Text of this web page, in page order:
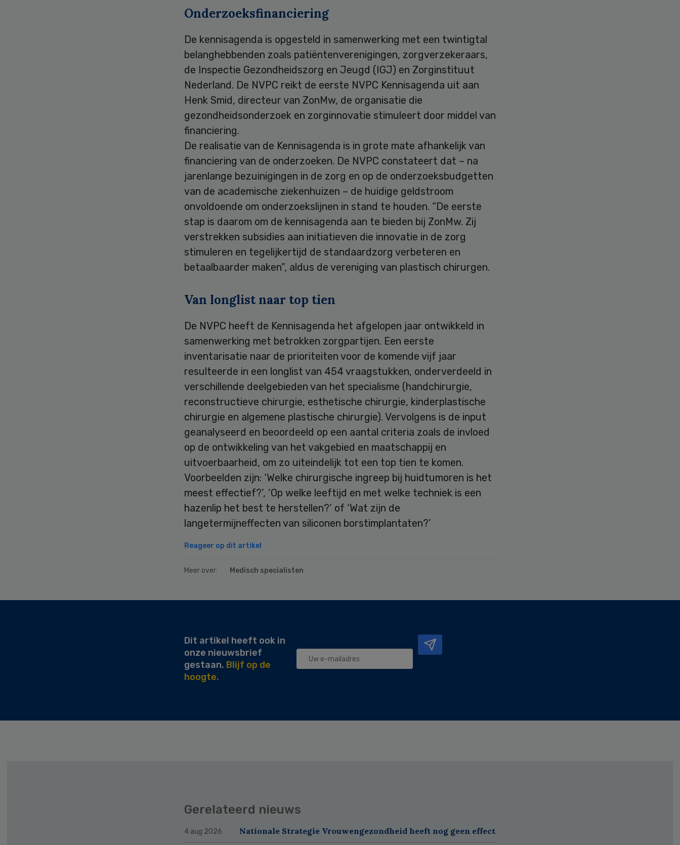
Onderzoeksfinanciering
De kennisagenda is opgesteld in samenwerking met een twintigtal
belanghebbenden zoals patiëntenverenigingen, zorgverzekeraars,
de Inspectie Gezondheidszorg en Jeugd (IGJ) en Zorginstituut
Nederland. De NVPC reikt de eerste NVPC Kennisagenda uit aan
Henk Smid, directeur van ZonMw, de organisatie die
gezondheidsonderzoek en zorginnovatie stimuleert door middel van
financiering.
De realisatie van de Kennisagenda is in grote mate afhankelijk van
financiering van de onderzoeken. De NVPC constateert dat – na
jarenlange bezuinigingen in de zorg en op de onderzoeksbudgetten
van de academische ziekenhuizen – de huidige geldstroom
onvoldoende om onderzoekslijnen in stand te houden. “De eerste
stap is daarom om de kennisagenda aan te bieden bij ZonMw. Zij
verstrekken subsidies aan initiatieven die innovatie in de zorg
stimuleren en tegelijkertijd de standaardzorg verbeteren en
betaalbaarder maken”, aldus de vereniging van plastisch chirurgen.
Van longlist naar top tien
De NVPC heeft de Kennisagenda het afgelopen jaar ontwikkeld in
samenwerking met betrokken zorgpartijen. Een eerste
inventarisatie naar de prioriteiten voor de komende vijf jaar
resulteerde in een longlist van 454 vraagstukken, onderverdeeld in
verschillende deelgebieden van het specialisme (handchirurgie,
reconstructieve chirurgie, esthetische chirurgie, kinderplastische
chirurgie en algemene plastische chirurgie). Vervolgens is de input
geanalyseerd en beoordeeld op een aantal criteria zoals de invloed
op de ontwikkeling van het vakgebied en maatschappij en
uitvoerbaarheid, om zo uiteindelijk tot een top tien te komen.
Voorbeelden zijn: ‘Welke chirurgische ingreep bij huidtumoren is het
meest effectief?’, ‘Op welke leeftijd en met welke techniek is een
hazenlip het best te herstellen?’ of ‘Wat zijn de
langetermijneffecten van siliconen borstimplantaten?’
Reageer op dit artikel
Meer over: Medisch specialisten
Dit artikel heeft ook in
onze nieuwsbrief
gestaan. Blijf op de
hoogte.
Gerelateerd nieuws
4 aug 2026 Nationale Strategie Vrouwengezondheid heeft nog geen effect